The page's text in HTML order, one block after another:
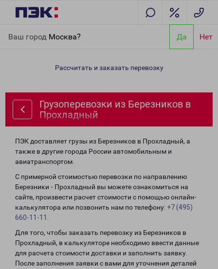
Ваш город Москва? Да Нет
Прохладный
Рассчитать и заказать перевозку
Грузоперевозки из Березников в
Прохладный
ПЭК доставляет грузы из Березников в Прохладный, а
также в другие города России автомобильным и
авиатранспортом.
С примерной стоимостью перевозки по направлению
Березники - Прохладный вы можете ознакомиться на
сайте, произвести расчет стоимости с помощью онлайн-
калькулятора или позвонить нам по телефону: +7 (495)
660-11-11
Для того, чтобы заказать перевозку из Березников в
Прохладный, в калькуляторе необходимо ввести данные
для расчета стоимости доставки и заполнить заявку.
После заполнения заявки с вами для уточнения деталей